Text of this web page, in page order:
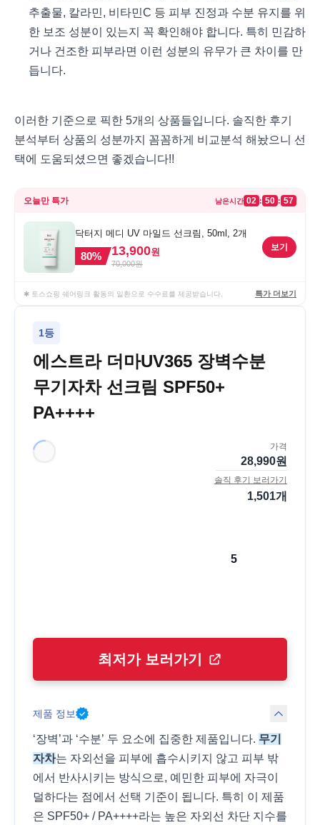
추출물, 칼라민, 비타민C 등 피부 진정과 수분 유지를 위
한 보조 성분이 있는지 꼭 확인해야 합니다. 특히 민감하
거나 건조한 피부라면 이런 성분의 유무가 큰 차이를 만
듭니다.
이러한 기준으로 픽한 5개의 상품들입니다. 솔직한 후기
분석부터 상품의 성분까지 꼼꼼하게 비교분석 해놨으니 선
택에 도움되셨으면 좋겠습니다!!
오늘만 특가 남은시간 02 : 50 : 57
닥터지 메디 UV 마일드 선크림, 50ml, 2개
80% 13,900원
70,000원
보기
✱ 토스쇼핑 쉐어링크 활동의 일환으로 수수료를 제공받습니다. 특가 더보기
1등
에스트라 더마UV365 장벽수분
무기자차 선크림 SPF50+
PA++++
가격
28,990원
솔직 후기 보러가기
1,501개
5
최저가 보러가기
제품 정보
‘장벽’과 ‘수분’ 두 요소에 집중한 제품입니다. 무기
자차는 자외선을 피부에 흡수시키지 않고 피부 밖
에서 반사시키는 방식으로, 예민한 피부에 자극이
덜하다는 점에서 선택 기준이 됩니다. 특히 이 제품
은 SPF50+ / PA++++라는 높은 자외선 차단 지수를